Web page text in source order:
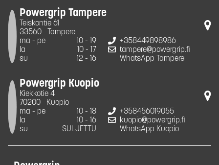
Powergrip Tampere
Teiskontie 61
33560
Tampere
ma - pe
10 - 19
la
10 - 17
su
12 - 16
+358449898986
tampere@powergrip.fi
WhatsApp Tampere
Powergrip Kuopio
Kiekkotie 4
70200
Kuopio
ma - pe
10 - 18
la
10 - 16
su
SULJETTU
+358456019055
kuopio@powergrip.fi
WhatsApp Kuopio